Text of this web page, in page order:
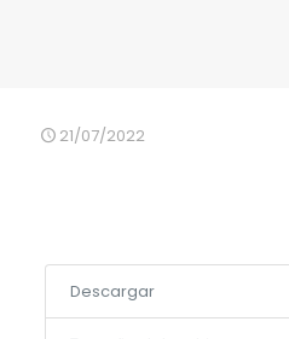
21/07/2022
Descargar